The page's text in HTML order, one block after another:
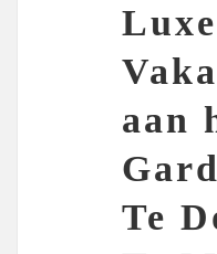
Luxe
aan
Te